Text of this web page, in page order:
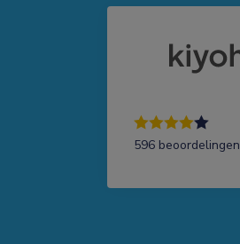
596 beoordelingen